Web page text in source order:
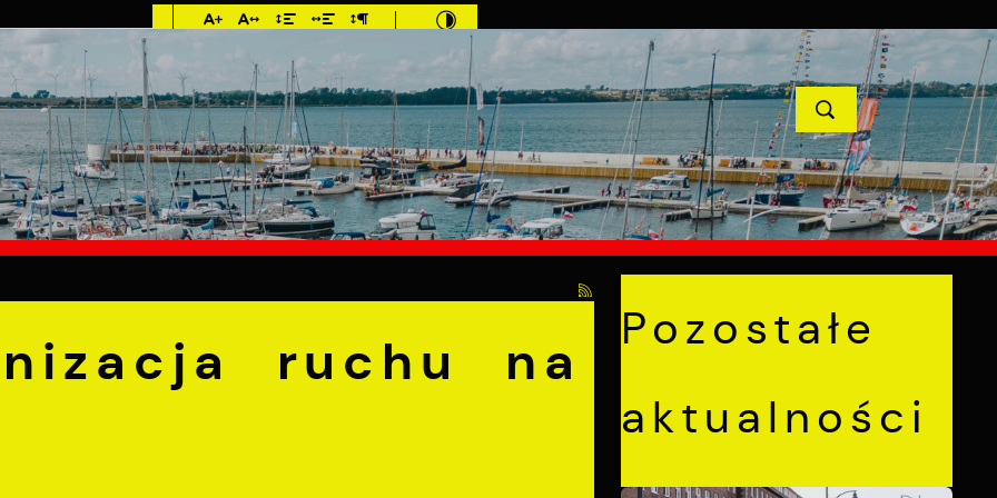
Imieniny: Sława,
Jakub, Stefan
MIESZKANIEC TURYSTYKA INWESTYCJE PROJEKTY UNIJNE KONTAKT
ruchu na ul. Sambora POPRZEDNI NASTĘPNY
ruchu na
Pozostałe
aktualności